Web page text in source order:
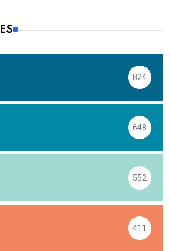
824
648
552
411